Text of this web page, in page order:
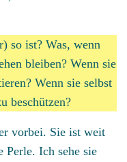
so ist? Was, wenn
bleiben? Wenn sie
Wenn sie selbst
beschützen?
vorbei. Sie ist weit
Perle. Ich sehe sie